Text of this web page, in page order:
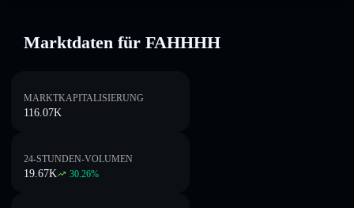
Marktdaten für FAHHHH
MARKTKAPITALISIERUNG
116.07K
24-STUNDEN-VOLUMEN
19.67K 30.26%